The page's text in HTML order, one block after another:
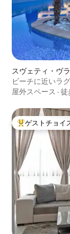
スヴェティ・ヴ
ビーチに近いラ
屋外スペース · 徒
大好評のゲスト
ゲストチョイ